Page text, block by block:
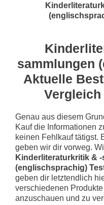
sammlungen
Aktuelle
Vergleich
Genau aus diesem
Kauf die Informationen
keinen Fehlkauf tätigst.
geben wir dir vorweg.
Kinderliteraturkritik &
(englischsprachig)
geben dir letztendlich
verschiedenen
anzuschauen und zu